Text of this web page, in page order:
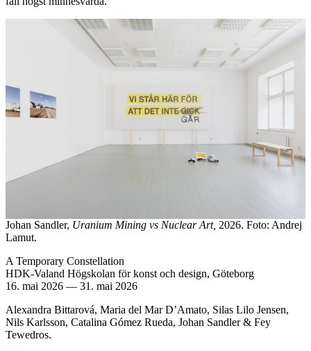
Johan Sandler, Uranium Mining vs Nuclear Art, 2026. Foto: Andrej
Lamut.
A Temporary Constellation
HDK-Valand Högskolan för konst och design, Göteborg
16. mai 2026 — 31. mai 2026
Alexandra Bittarová, Maria del Mar D’Amato, Silas Lilo Jensen,
Nils Karlsson, Catalina Gómez Rueda, Johan Sandler & Fey
Tewedros.